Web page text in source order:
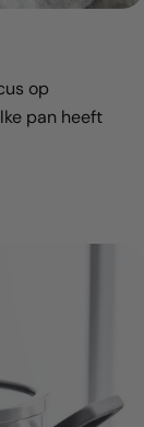
op
pan heeft